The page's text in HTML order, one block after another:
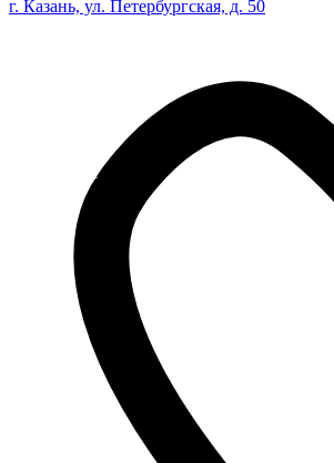
г. Казань, ул. Петербургская, д. 50